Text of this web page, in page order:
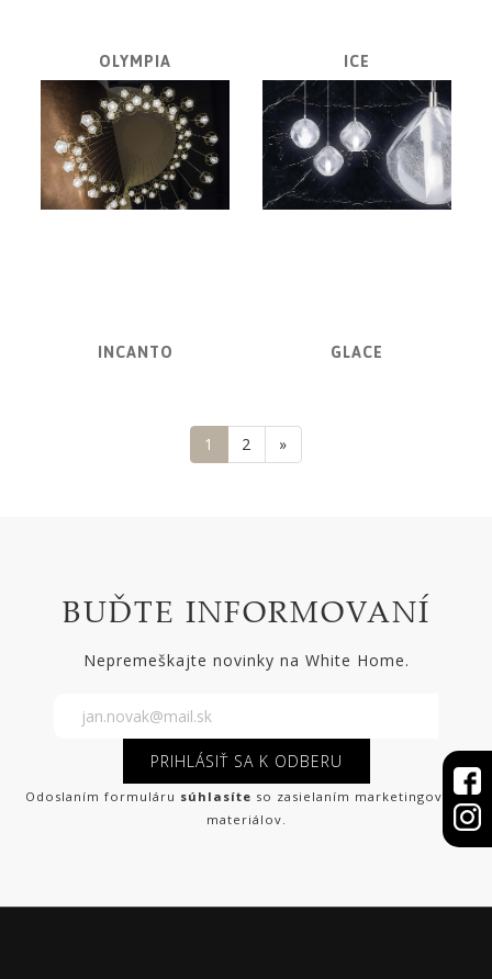
OLYMPIA ICE
INCANTO GLACE
1 2 »
BUĎTE INFORMOVANÍ
Nepremeškajte novinky na White Home.
PRIHLÁSIŤ SA K ODBERU
Odoslaním formuláru súhlasíte so zasielaním marketingových
materiálov.